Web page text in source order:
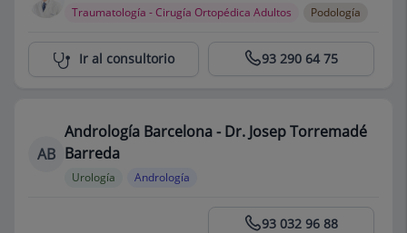
Traumatología - Cirugía Ortopédica Adultos Podología
Centro Médico Teknon 93 290 64 75
Ir al consultorio
AB
Andrología Barcelona - Dr. Josep Torremadé
Barreda
Urología Andrología
93 032 96 88